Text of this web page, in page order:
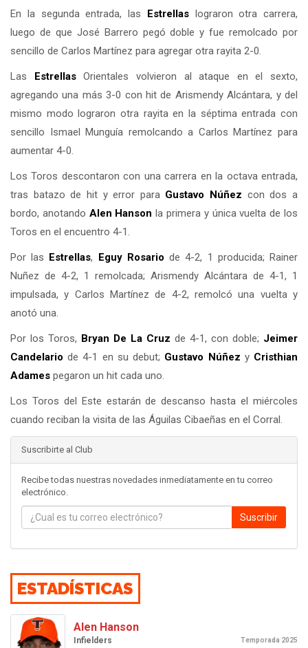
En la segunda entrada, las Estrellaslograron otra carrera,
luego de que José Barrero pegó doble y fue remolcado por
sencillo de Carlos Martínez para agregar otra rayita 2-0.
Las EstrellasOrientales volvieron al ataque en el sexto,
agregando una más 3-0 con hit de Arismendy Alcántara, y del
mismo modo lograron otra rayita en la séptima entrada con
sencillo Ismael Munguía remolcando a Carlos Martínez para
aumentar 4-0.
Los Toros descontaron con una carrera en la octava entrada,
tras batazo de hit y error para Gustavo Núñez con dos a
bordo, anotando Alen Hanson la primera y única vuelta de los
Toros en el encuentro 4-1.
Por las Estrellas, Eguy Rosario de 4-2, 1 producida; Rainer
Nuñez de 4-2, 1 remolcada; Arismendy Alcántara de 4-1, 1
impulsada, y Carlos Martínez de 4-2, remolcó una vuelta y
anotó una.
Por los Toros, Bryan De La Cruz de 4-1, con doble; Jeimer
Candelario de 4-1 en su debut; Gustavo Núñez y Cristhian
Adames pegaron un hit cada uno.
Los Toros del Este estarán de descanso hasta el miércoles
cuando reciban la visita de las Águilas Cibaeñas en el Corral.
Suscribirte al Club
Recibe todas nuestras novedades inmediatamente en tu correo
electrónico.
Suscribir
ESTADÍSTICAS
Alen Hanson
Infielders Temporada 2025